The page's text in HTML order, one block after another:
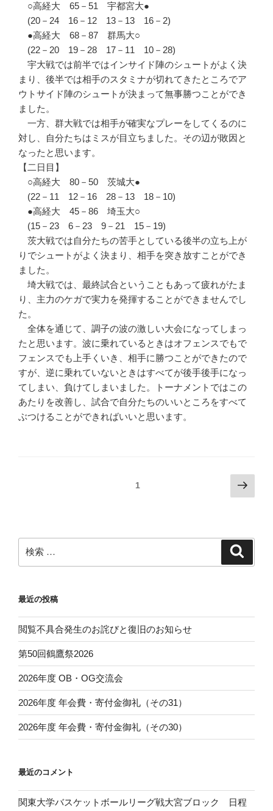
○高経大 65－51 宇都宮大●
(20－24 16－12 13－13 16－2)
●高経大 68－87 群馬大○
(22－20 19－28 17－11 10－28)
宇大戦では前半ではインサイド陣のシュートがよく決
まり、後半では相手のスタミナが切れてきたところでア
ウトサイド陣のシュートが決まって無事勝つことができ
ました。
一方、群大戦では相手が確実なプレーをしてくるのに
対し、自分たちはミスが目立ちました。その辺が敗因と
なったと思います。
【二日目】
○高経大 80－50 茨城大●
(22－11 12－16 28－13 18－10)
●高経大 45－86 埼玉大○
(15－23 6－23 9－21 15－19)
茨大戦では自分たちの苦手としている後半の立ち上が
りでシュートがよく決まり、相手を突き放すことができ
ました。
埼大戦では、最終試合ということもあって疲れがたま
り、主力のケガで実力を発揮することができませんでし
た。
全体を通じて、調子の波の激しい大会になってしまっ
たと思います。波に乗れているときはオフェンスでもで
フェンスでも上手くいき、相手に勝つことができたので
すが、逆に乗れていないときはすべてが後手後手になっ
てしまい、負けてしまいました。トーナメントではこの
あたりを改善し、試合で自分たちのいいところをすべて
ぶつけることができればいいと思います。
ー
ジ
り
1
次
の
ジ
索:
最近の投稿
閲覧不具合発生のお詫びと復旧のお知らせ
第50回鶴鷹祭2026
2026年度 OB・OG交流会
2026年度 年会費・寄付金御礼（その31）
2026年度 年会費・寄付金御礼（その30）
最近のコメント
関東大学バスケットボールリーグ戦大宮ブロック 日程